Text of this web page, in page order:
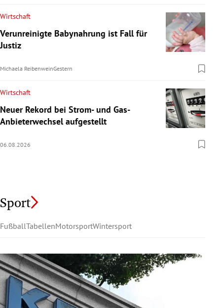
Wirtschaft
Verunreinigte Babynahrung ist Fall für
Justiz
Michaela ReibenweinGestern
Wirtschaft
Neuer Rekord bei Strom- und Gas-
Anbieterwechsel aufgestellt
06.08.2026
Sport
FußballTabellenMotorsportWintersport